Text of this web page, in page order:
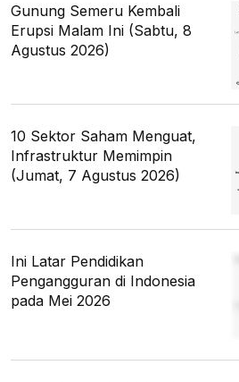
Gunung Semeru Kembali
Erupsi Malam Ini (Sabtu, 8
Agustus 2026)
10 Sektor Saham Menguat,
Infrastruktur Memimpin
(Jumat, 7 Agustus 2026)
Ini Latar Pendidikan
Pengangguran di Indonesia
pada Mei 2026